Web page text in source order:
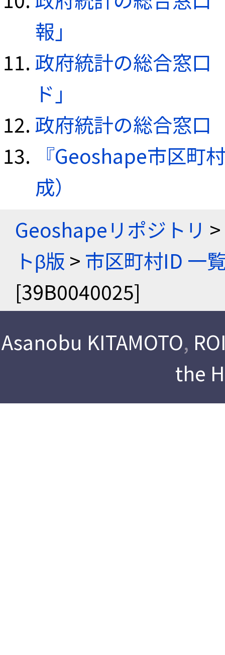
報」
政府統計の総合窓口
ド」
政府統計の総合窓口
『Geoshape市区町
成）
Geoshapeリポジトリ >
トβ版 > 市区町村ID 一
[39B0040025]
Asanobu KITAMOTO,
the